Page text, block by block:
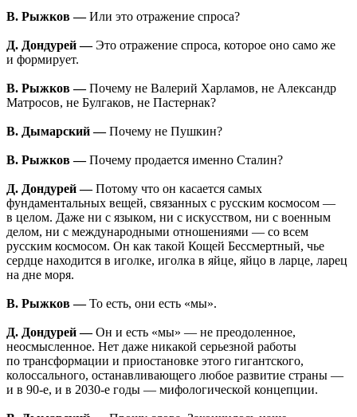
В. Рыжков —Или это отражение спроса?
Д. Дондурей —Это отражение спроса, которое оно само же
и формирует.
В. Рыжков —Почему не Валерий Харламов, не Александр
Матросов, не Булгаков, не Пастернак?
В. Дымарский —Почему не Пушкин?
В. Рыжков —Почему продается именно Сталин?
Д. Дондурей —Потому что он касается самых
фундаментальных вещей, связанных с русским космосом —
в целом. Даже ни с языком, ни с искусством, ни с военным
делом, ни с международными отношениями — со всем
русским космосом. Он как такой Кощей Бессмертный, чье
сердце находится в иголке, иголка в яйце, яйцо в ларце, ларец
на дне моря.
В. Рыжков —То есть, они есть «мы».
Д. Дондурей —Он и есть «мы» — не преодоленное,
неосмысленное. Нет даже никакой серьезной работы
по трансформации и приостановке этого гигантского,
колоссального, останавливающего любое развитие страны —
и в 90-е, и в 2030-е годы — мифологической концепции.